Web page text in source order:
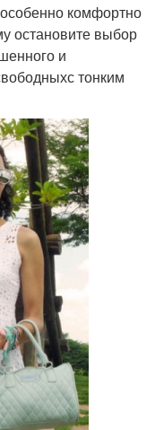
комфортно
остановите выбор
и
тонким